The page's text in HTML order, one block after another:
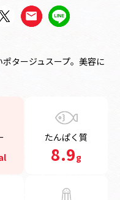
タージュスープ。美容に
たんぱく質
8.9g